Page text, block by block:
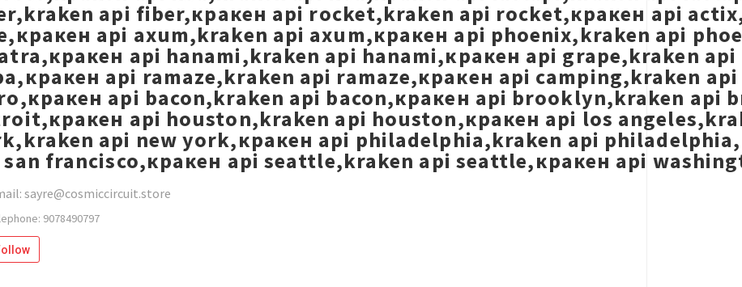
api fiber,кракен api rocket,kraken api rocket,кракен api
api axum,kraken api axum,кракен api phoenix,kraken api
api hanami,kraken api hanami,кракен api grape,kraken
api ramaze,kraken api ramaze,кракен api camping,kraken
api bacon,kraken api bacon,кракен api brooklyn,kraken
api houston,kraken api houston,кракен api los
api new york,кракен api philadelphia,kraken api
san francisco,кракен api seattle,kraken api seattle,кракен api
sayre@cosmiccircuit.store
9078490797